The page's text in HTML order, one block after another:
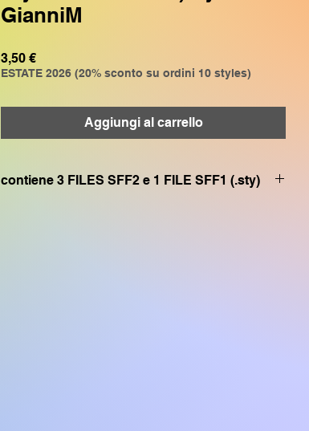
GianniM
3,50 €Prezzo
ESTATE 2026 (20% sconto su ordini 10 styles)
Aggiungi al carrello
contiene 3 FILES SFF2 e 1 FILE SFF1 (.sty)